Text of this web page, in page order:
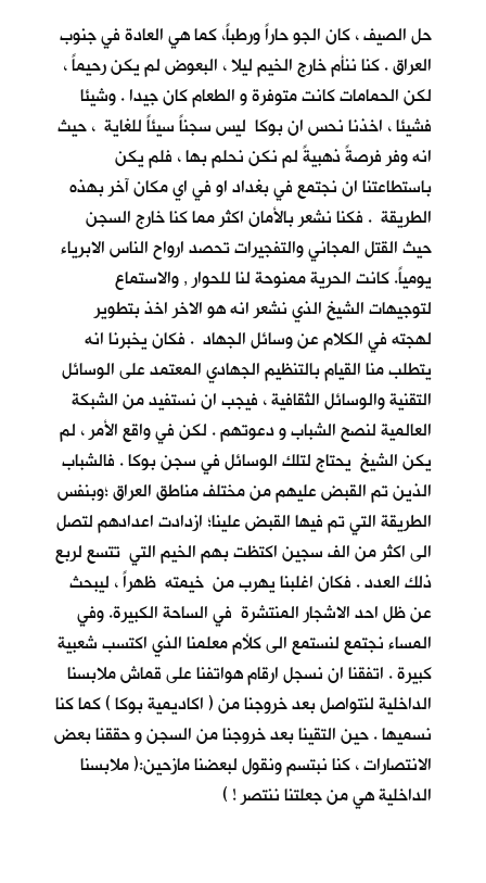
حل الصيف ، كان الجو حاراً ورطباً، كما هي العادة في جنوب
العراق . كنا ننأم خارج الخيم ليلا ، البعوض لم يكن رحيماً ،
لكن الحمامات كانت متوفرة و الطعام كان جيدا . وشيئا
فشيئا ، اخذنا نحس ان بوكا ليس سجناً سيئاً للغاية ، حيث
انه وفر فرصةً ذهبيةً لم نكن نحلم بها ، فلم يكن
باستطاعتنا ان نجتمع في بغداد او في اي مكان آخر بهذه
الطريقة . فكنا نشعر بالأمان اكثر مما كنا خارج السجن
حيث القتل المجاني والتفجيرات تحصد ارواح الناس الابرياء
يومياً. كانت الحرية ممنوحة لنا للحوار , والاستماع
لتوجيهات الشيخ الذي نشعر انه هو الاخر اخذ بتطوير
لهجته في الكلام عن وسائل الجهاد . فكان يخبرنا انه
يتطلب منا القيام بالتنظيم الجهادي المعتمد على الوسائل
التقنية والوسائل الثقافية ، فيجب ان نستفيد من الشبكة
العالمية لنصح الشباب و دعوتهم . لكن في واقع الأمر ، لم
يكن الشيخ يحتاج لتلك الوسائل في سجن بوكا . فالشباب
الذين تم القبض عليهم من مختلف مناطق العراق ؛وبنفس
الطريقة التي تم فيها القبض علينا؛ ازدادت اعدادهم لتصل
الى اكثر من الف سجين اكتظت بهم الخيم التي تتسع لربع
ذلك العدد . فكان اغلبنا يهرب من خيمته ظهراً ، ليبحث
عن ظل احد الاشجار المنتشرة في الساحة الكبيرة. وفي
المساء نجتمع لنستمع الى كلأم معلمنا الذي اكتسب شعبية
كبيرة . اتفقنا ان نسجل ارقام هواتفنا على قماش ملابسنا
الداخلية لنتواصل بعد خروجنا من ( اكاديمية بوكا ) كما كنا
نسميها . حين التقينا بعد خروجنا من السجن و حققنا بعض
الانتصارات ، كنا نبتسم ونقول لبعضنا مازحين:( ملابسنا
الداخلية هي من جعلتنا ننتصر ! )